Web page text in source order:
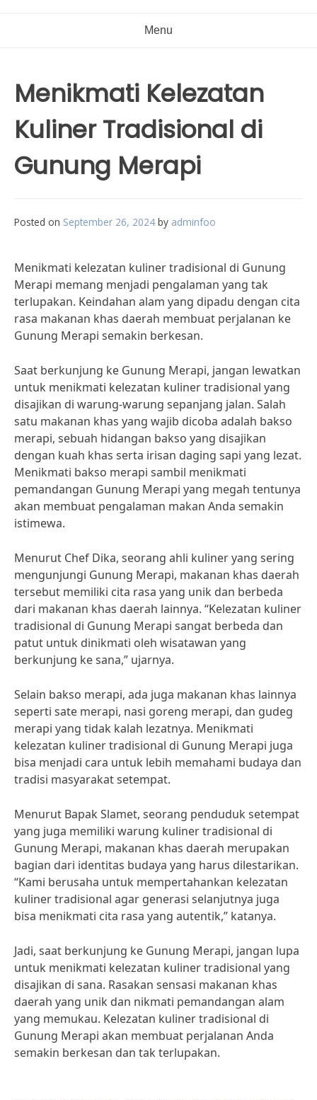
Menu
Menikmati Kelezatan
Kuliner Tradisional di
Gunung Merapi
Posted on September 26, 2024 by adminfoo
Menikmati kelezatan kuliner tradisional di Gunung
Merapi memang menjadi pengalaman yang tak
terlupakan. Keindahan alam yang dipadu dengan cita
rasa makanan khas daerah membuat perjalanan ke
Gunung Merapi semakin berkesan.
Saat berkunjung ke Gunung Merapi, jangan lewatkan
untuk menikmati kelezatan kuliner tradisional yang
disajikan di warung-warung sepanjang jalan. Salah
satu makanan khas yang wajib dicoba adalah bakso
merapi, sebuah hidangan bakso yang disajikan
dengan kuah khas serta irisan daging sapi yang lezat.
Menikmati bakso merapi sambil menikmati
pemandangan Gunung Merapi yang megah tentunya
akan membuat pengalaman makan Anda semakin
istimewa.
Menurut Chef Dika, seorang ahli kuliner yang sering
mengunjungi Gunung Merapi, makanan khas daerah
tersebut memiliki cita rasa yang unik dan berbeda
dari makanan khas daerah lainnya. “Kelezatan kuliner
tradisional di Gunung Merapi sangat berbeda dan
patut untuk dinikmati oleh wisatawan yang
berkunjung ke sana,” ujarnya.
Selain bakso merapi, ada juga makanan khas lainnya
seperti sate merapi, nasi goreng merapi, dan gudeg
merapi yang tidak kalah lezatnya. Menikmati
kelezatan kuliner tradisional di Gunung Merapi juga
bisa menjadi cara untuk lebih memahami budaya dan
tradisi masyarakat setempat.
Menurut Bapak Slamet, seorang penduduk setempat
yang juga memiliki warung kuliner tradisional di
Gunung Merapi, makanan khas daerah merupakan
bagian dari identitas budaya yang harus dilestarikan.
“Kami berusaha untuk mempertahankan kelezatan
kuliner tradisional agar generasi selanjutnya juga
bisa menikmati cita rasa yang autentik,” katanya.
Jadi, saat berkunjung ke Gunung Merapi, jangan lupa
untuk menikmati kelezatan kuliner tradisional yang
disajikan di sana. Rasakan sensasi makanan khas
daerah yang unik dan nikmati pemandangan alam
yang memukau. Kelezatan kuliner tradisional di
Gunung Merapi akan membuat perjalanan Anda
semakin berkesan dan tak terlupakan.